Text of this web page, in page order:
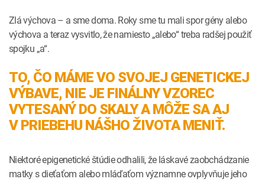
Zlá výchova – a sme doma. Roky sme tu mali spor gény alebo
výchova a teraz vysvitlo, že namiesto „alebo“ treba radšej použiť
spojku „a“.
TO, ČO MÁME VO SVOJEJ GENETICKEJ
VÝBAVE, NIE JE FINÁLNY VZOREC
VYTESANÝ DO SKALY A MÔŽE SA AJ
V PRIEBEHU NÁŠHO ŽIVOTA MENIŤ.
Niektoré epigenetické štúdie odhalili, že láskavé zaobchádzanie
matky s dieťaťom alebo mláďaťom významne ovplyvňuje jeho